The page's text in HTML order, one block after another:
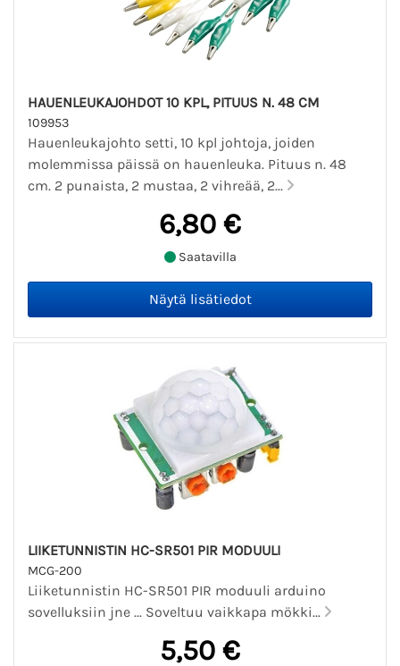
HAUENLEUKAJOHDOT 10 KPL, PITUUS N. 48 CM
109953
Hauenleukajohto setti, 10 kpl johtoja, joiden
molemmissa päissä on hauenleuka. Pituus n. 48
cm. 2 punaista, 2 mustaa, 2 vihreää, 2...
6,80 €
Saatavilla
LIIKETUNNISTIN HC-SR501 PIR MODUULI
MCG-200
Liiketunnistin HC-SR501 PIR moduuli arduino
sovelluksiin jne ... Soveltuu vaikkapa mökki...
5,50 €